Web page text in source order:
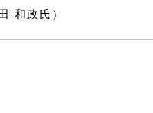
和政氏）